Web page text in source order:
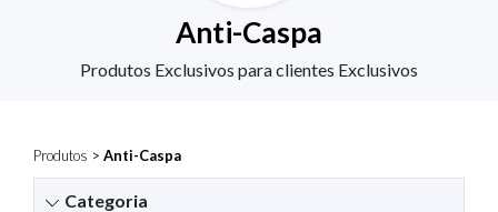
Anti-Caspa
Produtos Exclusivos para clientes Exclusivos
Produtos > Anti-Caspa
Categoria